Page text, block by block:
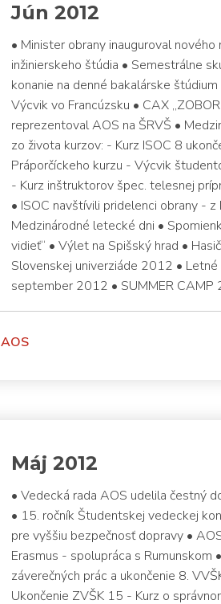
Jún 2012
• Minister obrany inauguroval
inžinierskeho štúdia • Semestrálne
konanie na denné bakalárske
Výcvik vo Francúzsku • CAX
reprezentoval AOS na ŠRVŠ •
zo života kurzov: - Kurz ISOC 8
Práporčíckeho kurzu - Výcvik
- Kurz inštruktorov špec. telesnej
• ISOC navštívili pridelenci obrany -
Medzinárodné letecké dni •
vidieť“ • Výlet na Spišský hrad •
Slovenskej univerziáde 2012 •
september 2012 • SUMMER CAMP
AOS
Máj 2012
• Vedecká rada AOS udelila čestný
• 15. ročník Študentskej vedeckej
pre vyššiu bezpečnosť dopravy •
Erasmus - spolupráca s
záverečných prác a ukončenie 8.
Ukončenie ZVŠK 15 - Kurz o